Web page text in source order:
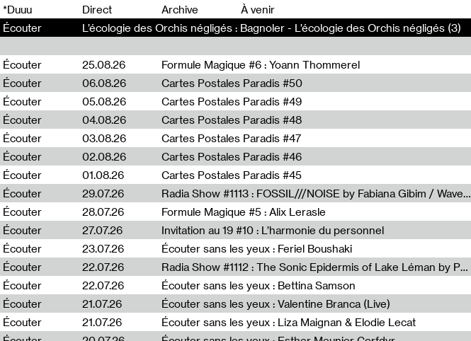
*Duuu Direct Archive À venir
Écouter
L’écologie des Orchis négligés : Bagnoler - L’écologie des Orchis négligés (3)
Écouter 25.08.26 Formule Magique #6 : Yoann Thommerel
Écouter
06.08.26 Cartes Postales Paradis #50
Écouter
05.08.26 Cartes Postales Paradis #49
Écouter
04.08.26 Cartes Postales Paradis #48
Écouter
03.08.26 Cartes Postales Paradis #47
Écouter
02.08.26 Cartes Postales Paradis #46
Écouter
01.08.26 Cartes Postales Paradis #45
Écouter
29.07.26 Radia Show #1113 : FOSSIL///NOISE by Fabiana Gibim / Wave Farm
Écouter
28.07.26 Formule Magique #5 : Alix Lerasle
Écouter
27.07.26 Invitation au 19 #10 : L’harmonie du personnel
Écouter
23.07.26 Écouter sans les yeux : Feriel Boushaki
Écouter
22.07.26 Radia Show #1112 : The Sonic Epidermis of Lake Léman by Paul Courlet / Guest Slot
Écouter
22.07.26 Écouter sans les yeux : Bettina Samson
Écouter
21.07.26 Écouter sans les yeux : Valentine Branca (Live)
Écouter
21.07.26 Écouter sans les yeux : Liza Maignan & Elodie Lecat
00